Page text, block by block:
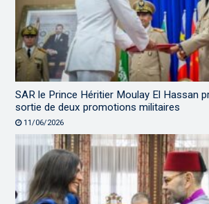
SAR le Prince Héritier Moulay El Hassan
sortie de deux promotions militaires
11/06/2026